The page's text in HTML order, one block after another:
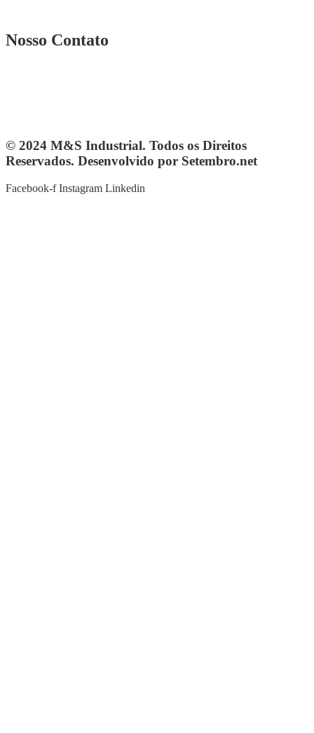
Nosso Contato
© 2024 M&S Industrial. Todos os Direitos
Reservados. Desenvolvido por Setembro.net
Facebook-f Instagram Linkedin